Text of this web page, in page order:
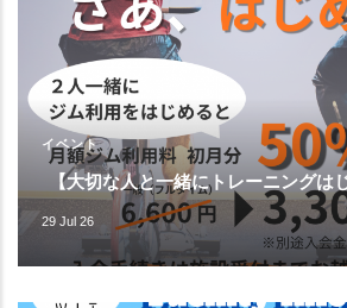
イベント
【大切な人と一緒にトレーニングは
29 Jul 26